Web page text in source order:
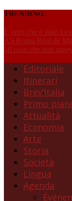
TRENDING:
È vero che è stato
AS Roma-Réal de
10 cose che non
Editoriale
Itinerari
Brev’Italia
Primo
Attualità
Economia
Arte
Storia
Società
Lingua
Agenda